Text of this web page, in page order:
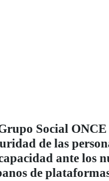
Social
de las
ante los
de